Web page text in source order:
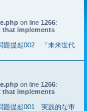
on line 1266:
that implements
題提起002 『未来世代
on line 1266:
that implements
題提起001 実践的な市